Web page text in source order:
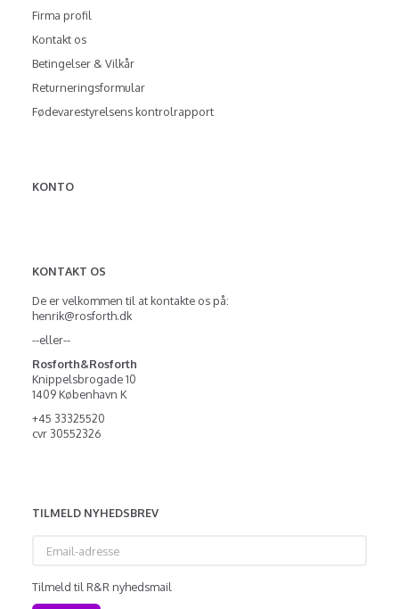
Firma profil
Kontakt os
Betingelser & Vilkår
Returneringsformular
Fødevarestyrelsens kontrolrapport
KONTO
KONTAKT OS
De er velkommen til at kontakte os på:
henrik@rosforth.dk
--eller--
Rosforth&Rosforth
Knippelsbrogade 10
1409 København K
+45 33325520
cvr 30552326
TILMELD NYHEDSBREV
adresse
Tilmeld til R&R nyhedsmail